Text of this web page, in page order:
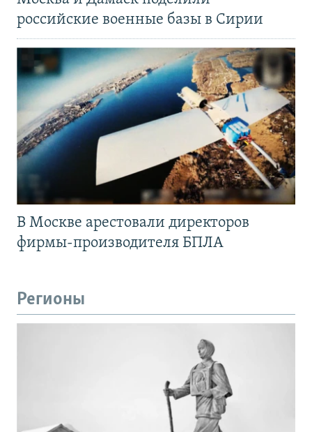
российские военные базы в Сирии
В Москве арестовали директоров
фирмы-производителя БПЛА
Регионы